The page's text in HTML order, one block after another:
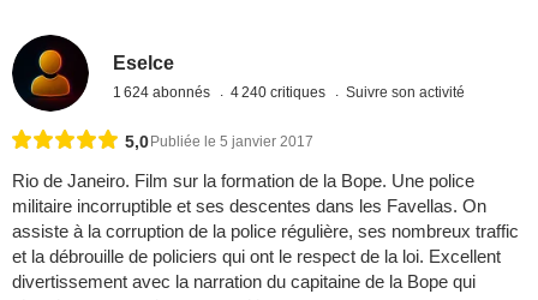
Eselce
1 624 abonnés 4 240 critiques Suivre son activité
5,0 Publiée le 5 janvier 2017
Rio de Janeiro. Film sur la formation de la Bope. Une police
militaire incorruptible et ses descentes dans les Favellas. On
assiste à la corruption de la police régulière, ses nombreux traffic
et la débrouille de policiers qui ont le respect de la loi. Excellent
divertissement avec la narration du capitaine de la Bope qui